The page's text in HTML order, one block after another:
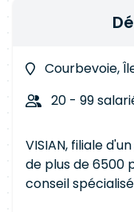
Courbevoie,
20 - 99
VISIAN, filiale
de plus de 6500
conseil